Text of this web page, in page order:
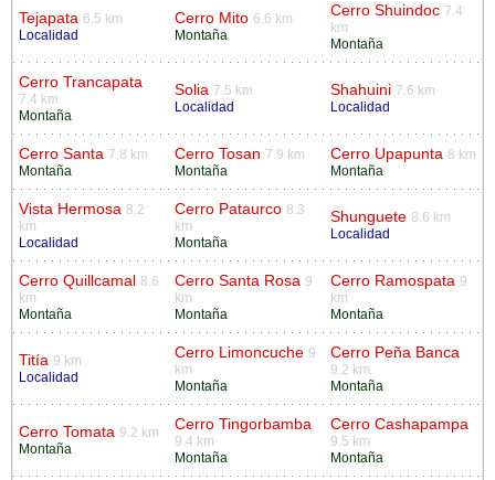
Tejapata 6.5 km
Localidad
Cerro Mito 6.6 km
Montaña
Cerro Shuindoc 7.4
km
Montaña
Cerro Trancapata
7.4 km
Montaña
Solia 7.5 km
Localidad
Shahuini 7.6 km
Localidad
Cerro Santa 7.8 km
Montaña
Cerro Tosan 7.9 km
Montaña
Cerro Upapunta 8 km
Montaña
Vista Hermosa 8.2
km
Localidad
Cerro Pataurco 8.3
km
Montaña
Shunguete 8.6 km
Localidad
Cerro Quillcamal
8.6
km
Montaña
Cerro Santa Rosa 9
km
Montaña
Cerro Ramospata 9
km
Montaña
Titía 9 km
Localidad
Cerro Limoncuche 9
km
Montaña
Cerro Peña Banca
9.2 km
Montaña
Cerro Tomata 9.2 km
Montaña
Cerro Tingorbamba
9.4 km
Montaña
Cerro Cashapampa
9.5 km
Montaña